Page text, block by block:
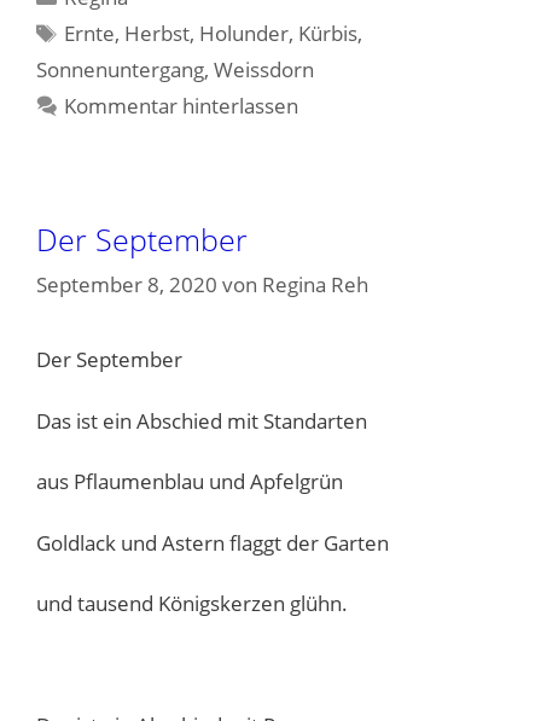
Schlagwörter
Ernte, Herbst, Holunder, Kürbis,
Sonnenuntergang, Weissdorn
Kommentar hinterlassen
Der September
September 8, 2020 von Regina Reh
Der September
Das ist ein Abschied mit Standarten
aus Pflaumenblau und Apfelgrün
Goldlack und Astern flaggt der Garten
und tausend Königskerzen glühn.